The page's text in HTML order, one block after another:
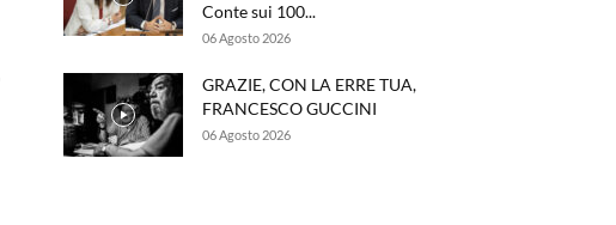
Conte sui 100...
06 Agosto 2026
GRAZIE, CON LA ERRE TUA,
FRANCESCO GUCCINI
06 Agosto 2026